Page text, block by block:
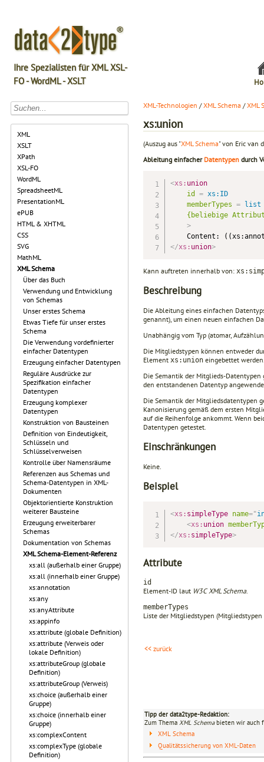
Ihre Spezialisten für XML XSL-
FO - WordML - XSLT
XML
XSLT
XPath
XSL-FO
WordML
SpreadsheetML
PresentationML
ePUB
HTML & XHTML
CSS
SVG
MathML
XML Schema
Über das Buch
Verwendung und Entwicklung
von Schemas
Unser erstes Schema
Etwas Tiefe für unser erstes
Schema
Die Verwendung vordefinierter
einfacher Datentypen
Erzeugung einfacher Datentypen
Reguläre Ausdrücke zur
Spezifikation einfacher
Datentypen
Erzeugung komplexer
Datentypen
Konstruktion von Bausteinen
Definition von Eindeutigkeit,
Schlüsseln und
Schlüsselverweisen
Kontrolle über Namensräume
Referenzen aus Schemas und
Schema-Datentypen in XML-
Dokumenten
Objektorientierte Konstruktion
weiterer Bausteine
Erzeugung erweiterbarer
Schemas
Dokumentation von Schemas
XML Schema-Element-Referenz
xs:all (außerhalb einer Gruppe)
xs:all (innerhalb einer Gruppe)
xs:annotation
xs:any
xs:anyAttribute
xs:appinfo
xs:attribute (globale Definition)
xs:attribute (Verweis oder
lokale Definition)
xs:attributeGroup (globale
Definition)
xs:attributeGroup (Verweis)
xs:choice (außerhalb einer
Gruppe)
xs:choice (innerhalb einer
Gruppe)
xs:complexContent
xs:complexType (globale
Definition)
XML-Technologien /XML Schema /XML
xs:union
(Auszug aus "XML Schema" von Eric van
Ableitung einfacher Datentypen durch
<xs: union
id
= xs:ID
memberTypes = list
{beliebige
>
</xs: union>
Kann auftreten innerhalb von:
Beschreibung
Die Ableitung eines einfachen
genannt), um einen neuen einfachen
Unabhängig vom Typ (atomar,
Die Mitgliedstypen können entweder
Element xs:union eingebettet
Die Semantik der Mitglieds-
den entstandenen Datentyp
Die Semantik der Mitgliedsdatentypen
Kanonisierung gemäß dem ersten
auf die Reihenfolge ankommt. Wenn
Datentypen getestet.
Einschränkungen
Keine.
Beispiel
<xs: simpleType name="
<xs: union
</xs: simpleType>
Attribute
id
Element-ID laut W3C XML Schema.
memberTypes
Liste der Mitgliedstypen
<< zurück
Tipp der data2type-Redaktion:
Zum Thema XML Schemabieten wir auch
XML Schema
Qualitätssicherung von XML-Daten